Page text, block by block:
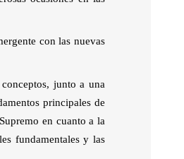
con las nuevas
junto a una
principales de
en cuanto a la
fundamentales y las